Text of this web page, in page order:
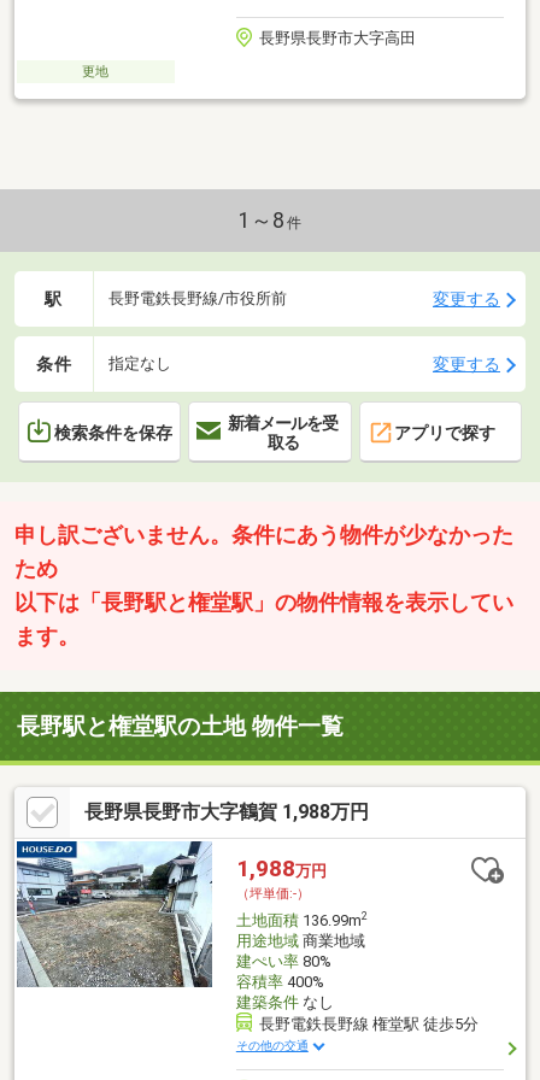
長野県長野市大字高田
更地
1～8 件
駅 長野電鉄長野線/市役所前 変更する
条件 指定なし 変更する
検索条件を保存
新着メールを受
取る
アプリで探す
申し訳ございません。条件にあう物件が少なかった
ため
以下は「長野駅と権堂駅」の物件情報を表示してい
ます。
長野駅と権堂駅の土地 物件一覧
長野県長野市大字鶴賀 1,988万円
1,988万円
（坪単価:-）
土地面積136.99m2
用途地域商業地域
建ぺい率80%
容積率400%
建築条件なし
長野電鉄長野線 権堂駅 徒歩5分
その他の交通